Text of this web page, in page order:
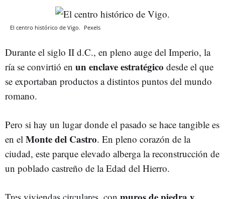
El centro histórico de Vigo. Pexels
Durante el siglo II d.C., en pleno auge del Imperio, la
ría se convirtió en un enclave estratégico desde el que
se exportaban productos a distintos puntos del mundo
romano.
Pero si hay un lugar donde el pasado se hace tangible es
en el Monte del Castro. En pleno corazón de la
ciudad, este parque elevado alberga la reconstrucción de
un poblado castreño de la Edad del Hierro.